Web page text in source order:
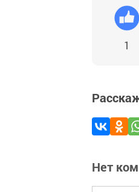
1
Нет